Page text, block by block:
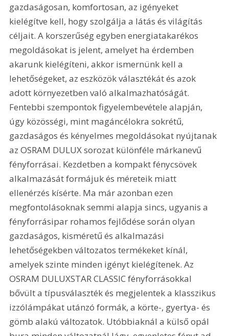
gazdaságosan, komfortosan, az igényeket
kielégítve kell, hogy szolgálja a látás és világítás
céljait. A korszerűség egyben energiatakarékos
megoldásokat is jelent, amelyet ha érdemben
akarunk kielégíteni, akkor ismernünk kell a
lehetőségeket, az eszközök választékát és azok
adott környezetben való alkalmazhatóságát.
Fentebbi szempontok figyelembevétele alapján,
úgy közösségi, mint magáncélokra sokrétű,
gazdaságos és kényelmes megoldásokat nyújtanak
az OSRAM DULUX sorozat különféle márkanevű
fényforrásai. Kezdetben a kompakt fénycsövek
alkalmazását formájuk és méreteik miatt
ellenérzés kísérte. Ma már azonban ezen
megfontolásoknak semmi alapja sincs, ugyanis a
fényforrásipar rohamos fejlődése során olyan
gazdaságos, kisméretű és alkalmazási
lehetőségekben változatos termékeket kínál,
amelyek szinte minden igényt kielégítenek. Az
OSRAM DULUXSTAR CLASSIC fényforrásokkal
bővült a típusválaszték és megjelentek a klasszikus
izzólámpákat utánzó formák, a körte-, gyertya- és
gömb alakú változatok. Utóbbiaknál a külső opál